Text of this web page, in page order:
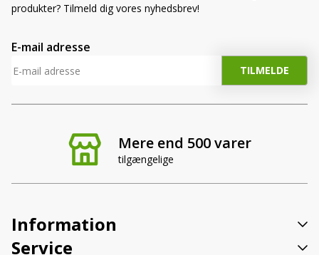
Mere end 500 varer
tilgængelige
produkter? Tilmeld dig vores nyhedsbrev!
E-mail adresse
Information
Service